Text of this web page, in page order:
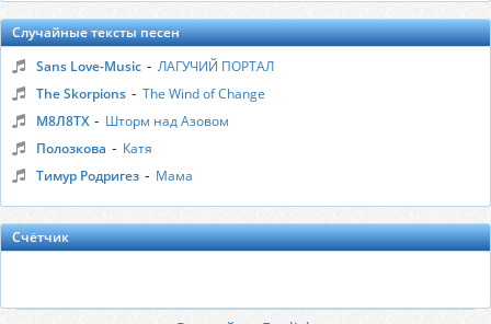
Случайные тексты песен
Sans Love-Music - ЛАГУЧИЙ ПОРТАЛ
The Skorpions - The Wind of Change
М8Л8ТХ - Шторм над Азовом
Полозкова - Катя
Тимур Родригез - Мама
Счётчик